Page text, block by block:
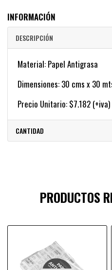
INFORMACIÓN
DESCRIPCIÓN
Material: Papel Antigrasa
Dimensiones: 30 cms x 30
Precio Unitario: $7.182 (+iva)
CANTIDAD
PRODUCTOS